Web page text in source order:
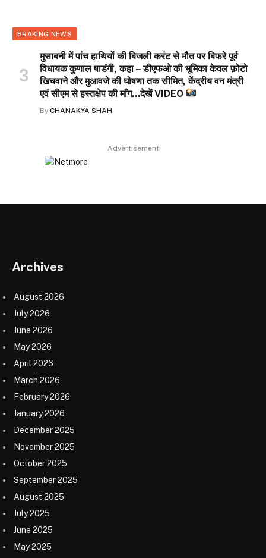
BRAKING NEWS
मुसाबनी में पांच हाथियों की बिजली करंट से मौत पर बिफरे पूर्व
विधायक कुणाल षाडंगी, कहा – डीएफओ की भूमिका केवल फ़ोटो
खिचवाने और मुआवजे की घोषणा तक सीमित, केंद्रीय वन मंत्री
एवं सीएम से हस्तक्षेप की माँग…देखें VIDEO
By CHANAKYA SHAH
Advertisement
Archives
August 2026
July 2026
June 2026
May 2026
April 2026
March 2026
February 2026
January 2026
December 2025
November 2025
October 2025
September 2025
August 2025
July 2025
June 2025
May 2025